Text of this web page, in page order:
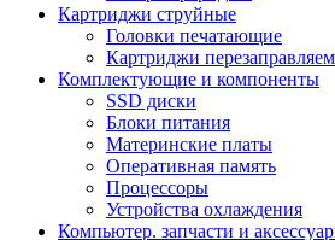
Картриджи струйные
Головки печатающие
Картриджи
Комплектующие и компоненты
SSD диски
Блоки питания
Материнские платы
Оперативная память
Процессоры
Устройства охлаждения
Компьютер. запчасти и